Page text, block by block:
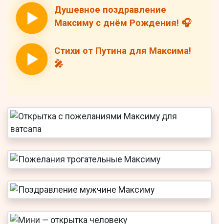
Душевное поздравление
Максиму с днём Рождения! 🎧
Стихи от Путина для Максима!
🎤